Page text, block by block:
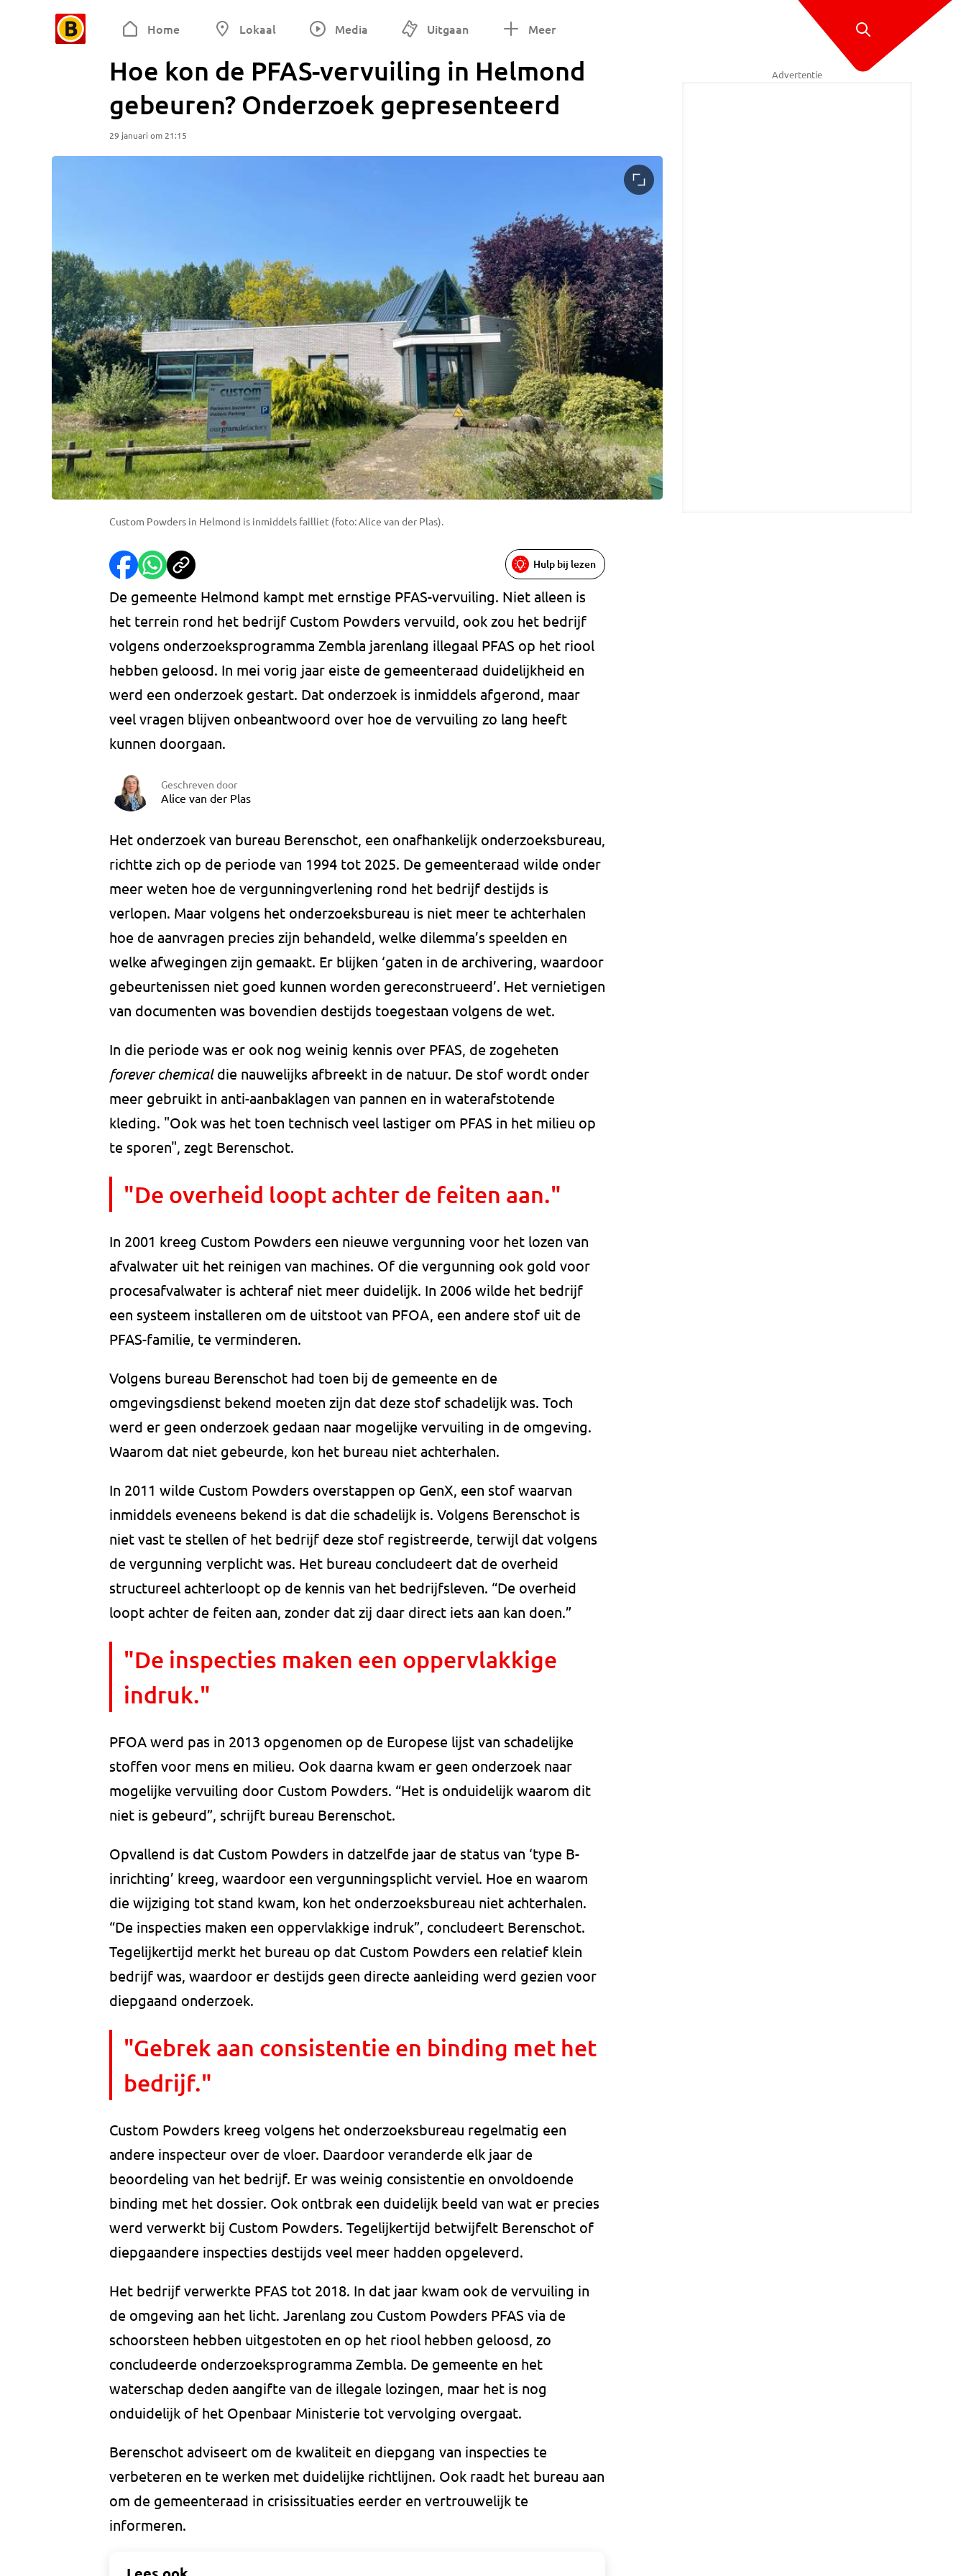
Home Lokaal Media Uitgaan Meer
Hoe kon de PFAS-vervuiling in Helmond
gebeuren? Onderzoek gepresenteerd
29 januari om 21:15
Custom Powders in Helmond is inmiddels failliet (foto: Alice van der Plas).
Hulp bij lezen
De gemeente Helmond kampt met ernstige PFAS-vervuiling. Niet alleen is
het terrein rond het bedrijf Custom Powders vervuild, ook zou het bedrijf
volgens onderzoeksprogramma Zembla jarenlang illegaal PFAS op het riool
hebben geloosd. In mei vorig jaar eiste de gemeenteraad duidelijkheid en
werd een onderzoek gestart. Dat onderzoek is inmiddels afgerond, maar
veel vragen blijven onbeantwoord over hoe de vervuiling zo lang heeft
kunnen doorgaan.
Geschreven door
Alice van der Plas
Het onderzoek van bureau Berenschot, een onafhankelijk onderzoeksbureau,
richtte zich op de periode van 1994 tot 2025. De gemeenteraad wilde onder
meer weten hoe de vergunningverlening rond het bedrijf destijds is
verlopen. Maar volgens het onderzoeksbureau is niet meer te achterhalen
hoe de aanvragen precies zijn behandeld, welke dilemma’s speelden en
welke afwegingen zijn gemaakt. Er blijken ‘gaten in de archivering, waardoor
gebeurtenissen niet goed kunnen worden gereconstrueerd’. Het vernietigen
van documenten was bovendien destijds toegestaan volgens de wet.
In die periode was er ook nog weinig kennis over PFAS, de zogeheten
forever chemicaldie nauwelijks afbreekt in de natuur. De stof wordt onder
meer gebruikt in anti-aanbaklagen van pannen en in waterafstotende
kleding. "Ook was het toen technisch veel lastiger om PFAS in het milieu op
te sporen", zegt Berenschot.
"De overheid loopt achter de feiten aan."
In 2001 kreeg Custom Powders een nieuwe vergunning voor het lozen van
afvalwater uit het reinigen van machines. Of die vergunning ook gold voor
procesafvalwater is achteraf niet meer duidelijk. In 2006 wilde het bedrijf
een systeem installeren om de uitstoot van PFOA, een andere stof uit de
PFAS-familie, te verminderen.
Volgens bureau Berenschot had toen bij de gemeente en de
omgevingsdienst bekend moeten zijn dat deze stof schadelijk was. Toch
werd er geen onderzoek gedaan naar mogelijke vervuiling in de omgeving.
Waarom dat niet gebeurde, kon het bureau niet achterhalen.
In 2011 wilde Custom Powders overstappen op GenX, een stof waarvan
inmiddels eveneens bekend is dat die schadelijk is. Volgens Berenschot is
niet vast te stellen of het bedrijf deze stof registreerde, terwijl dat volgens
de vergunning verplicht was. Het bureau concludeert dat de overheid
structureel achterloopt op de kennis van het bedrijfsleven. “De overheid
loopt achter de feiten aan, zonder dat zij daar direct iets aan kan doen.”
"De inspecties maken een oppervlakkige
indruk."
PFOA werd pas in 2013 opgenomen op de Europese lijst van schadelijke
stoffen voor mens en milieu. Ook daarna kwam er geen onderzoek naar
mogelijke vervuiling door Custom Powders. “Het is onduidelijk waarom dit
niet is gebeurd”, schrijft bureau Berenschot.
Opvallend is dat Custom Powders in datzelfde jaar de status van ‘type B-
inrichting’ kreeg, waardoor een vergunningsplicht verviel. Hoe en waarom
die wijziging tot stand kwam, kon het onderzoeksbureau niet achterhalen.
“De inspecties maken een oppervlakkige indruk”, concludeert Berenschot.
Tegelijkertijd merkt het bureau op dat Custom Powders een relatief klein
bedrijf was, waardoor er destijds geen directe aanleiding werd gezien voor
diepgaand onderzoek.
"Gebrek aan consistentie en binding met het
bedrijf."
Custom Powders kreeg volgens het onderzoeksbureau regelmatig een
andere inspecteur over de vloer. Daardoor veranderde elk jaar de
beoordeling van het bedrijf. Er was weinig consistentie en onvoldoende
binding met het dossier. Ook ontbrak een duidelijk beeld van wat er precies
werd verwerkt bij Custom Powders. Tegelijkertijd betwijfelt Berenschot of
diepgaandere inspecties destijds veel meer hadden opgeleverd.
Het bedrijf verwerkte PFAS tot 2018. In dat jaar kwam ook de vervuiling in
de omgeving aan het licht. Jarenlang zou Custom Powders PFAS via de
schoorsteen hebben uitgestoten en op het riool hebben geloosd, zo
concludeerde onderzoeksprogramma Zembla. De gemeente en het
waterschap deden aangifte van de illegale lozingen, maar het is nog
onduidelijk of het Openbaar Ministerie tot vervolging overgaat.
Berenschot adviseert om de kwaliteit en diepgang van inspecties te
verbeteren en te werken met duidelijke richtlijnen. Ook raadt het bureau aan
om de gemeenteraad in crisissituaties eerder en vertrouwelijk te
informeren.
Advertentie